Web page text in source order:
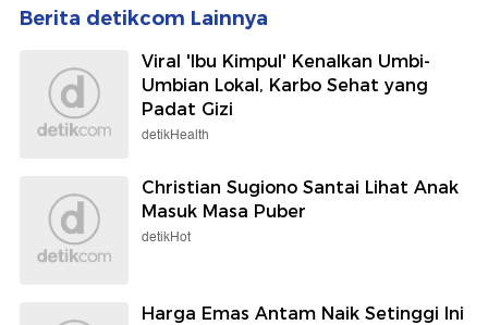
Berita detikcom Lainnya
Viral 'Ibu Kimpul' Kenalkan Umbi-
Umbian Lokal, Karbo Sehat yang
Padat Gizi
detikHealth
Christian Sugiono Santai Lihat Anak
Masuk Masa Puber
detikHot
Harga Emas Antam Naik Setinggi Ini